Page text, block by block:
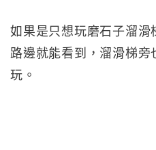
如果是只想玩磨石子溜滑
路邊就能看到，溜滑梯旁
玩。